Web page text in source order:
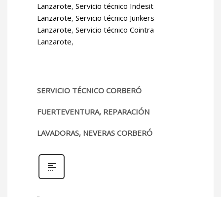
Lanzarote, Servicio técnico Indesit
Lanzarote, Servicio técnico Junkers
Lanzarote, Servicio técnico Cointra
Lanzarote,
SERVICIO TÉCNICO CORBERÓ
FUERTEVENTURA, REPARACIÓN
LAVADORAS, NEVERAS CORBERÓ